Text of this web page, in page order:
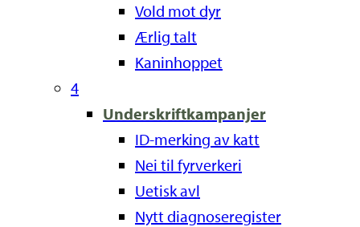
Vold mot dyr
Ærlig talt
Kaninhoppet
4
Underskriftkampanjer
ID-merking av katt
Nei til fyrverkeri
Uetisk avl
Nytt diagnoseregister